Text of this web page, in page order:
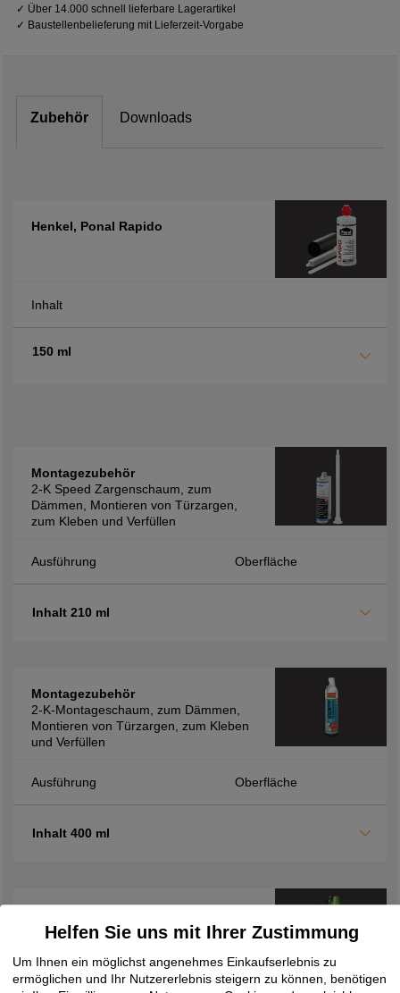
✓ Über 14.000 schnell lieferbare Lagerartikel
✓ Baustellenbelieferung mit Lieferzeit-Vorgabe
Zubehör Downloads
Henkel, Ponal Rapido
Inhalt
150 ml
Montagezubehör
2-K Speed Zargenschaum, zum
Dämmen, Montieren von Türzargen,
zum Kleben und Verfüllen
Ausführung Oberfläche
Inhalt 210 ml
Montagezubehör
2-K-Montageschaum, zum Dämmen,
Montieren von Türzargen, zum Kleben
und Verfüllen
Ausführung Oberfläche
Inhalt 400 ml
2K-Montageschaum FM710, zur
Dämmung und Isolierung, schnelle
Verarbeitung durch kurze
Helfen Sie uns mit Ihrer Zustimmung
Um Ihnen ein möglichst angenehmes Einkaufserlebnis zu
ermöglichen und Ihr Nutzererlebnis steigern zu können, benötigen